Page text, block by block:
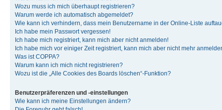
Wozu muss ich mich überhaupt registrieren?
Warum werde ich automatisch abgemeldet?
Wie kann ich verhindern, dass mein Benutzername in der Online-Liste
Ich habe mein Passwort vergessen!
Ich habe mich registriert, kann mich aber nicht anmelden!
Ich habe mich vor einiger Zeit registriert, kann mich aber nicht mehr
Was ist COPPA?
Warum kann ich mich nicht registrieren?
Wozu ist die „Alle Cookies des Boards löschen“-Funktion?
Benutzerpräferenzen und -einstellungen
Wie kann ich meine Einstellungen ändern?